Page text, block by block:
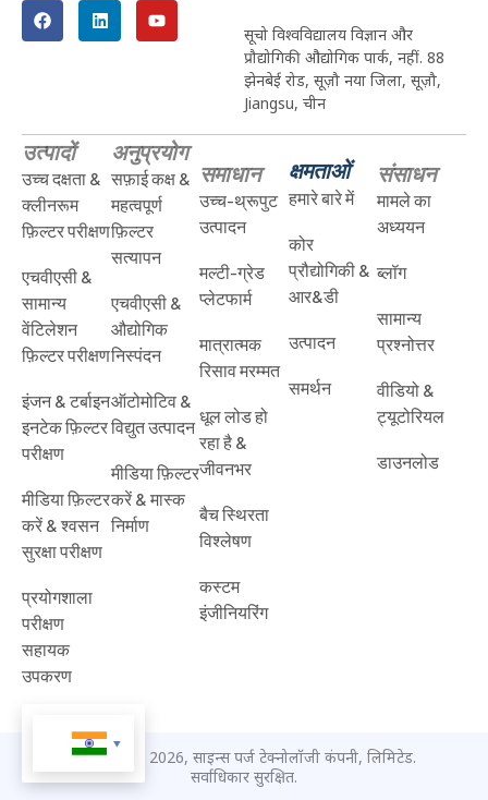
सूचो विश्वविद्यालय विज्ञान और
प्रौद्योगिकी औद्योगिक पार्क, नहीं. 88
झेनबेई रोड, सूज़ौ नया जिला, सूज़ौ,
Jiangsu, चीन
उत्पादों
उच्च दक्षता &
क्लीनरूम
फ़िल्टर परीक्षण
एचवीएसी &
सामान्य
वेंटिलेशन
फ़िल्टर परीक्षण
इंजन & टर्बाइन
इनटेक फ़िल्टर
परीक्षण
मीडिया फ़िल्टर
करें & श्वसन
सुरक्षा परीक्षण
प्रयोगशाला
परीक्षण
सहायक
उपकरण
अनुप्रयोग
सफ़ाई कक्ष &
महत्वपूर्ण
फ़िल्टर
सत्यापन
एचवीएसी &
औद्योगिक
निस्पंदन
ऑटोमोटिव &
विद्युत उत्पादन
मीडिया फ़िल्टर
करें & मास्क
निर्माण
समाधान
उच्च-थ्रूपुट
उत्पादन
मल्टी-ग्रेड
प्लेटफार्म
मात्रात्मक
रिसाव मरम्मत
धूल लोड हो
रहा है &
जीवनभर
बैच स्थिरता
विश्लेषण
कस्टम
इंजीनियरिंग
क्षमताओं
हमारे बारे में
कोर
प्रौद्योगिकी &
आर&डी
उत्पादन
समर्थन
संसाधन
मामले का
अध्ययन
ब्लॉग
सामान्य
प्रश्नोत्तर
वीडियो &
ट्यूटोरियल
डाउनलोड
कॉपीराइट © 2026, साइन्स पर्ज टेक्नोलॉजी कंपनी, लिमिटेड.
सर्वाधिकार सुरक्षित.